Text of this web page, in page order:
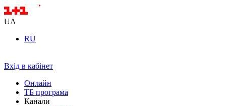
UA
RU
Вхід в кабінет
Онлайн
ТБ програма
Канали